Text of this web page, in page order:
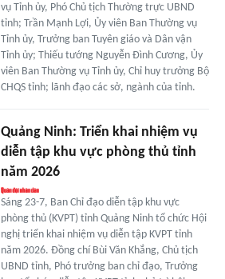
vụ Tỉnh ủy, Phó Chủ tịch Thường trực UBND
tỉnh; Trần Mạnh Lợi, Ủy viên Ban Thường vụ
Tỉnh ủy, Trưởng ban Tuyên giáo và Dân vận
Tỉnh ủy; Thiếu tướng Nguyễn Đình Cương, Ủy
viên Ban Thường vụ Tỉnh ủy, Chỉ huy trưởng Bộ
CHQS tỉnh; lãnh đạo các sở, ngành của tỉnh.
Quảng Ninh: Triển khai nhiệm vụ
diễn tập khu vực phòng thủ tỉnh
năm 2026
Sáng 23-7, Ban Chỉ đạo diễn tập khu vực
phòng thủ (KVPT) tỉnh Quảng Ninh tổ chức Hội
nghị triển khai nhiệm vụ diễn tập KVPT tỉnh
năm 2026. Đồng chí Bùi Văn Khắng, Chủ tịch
UBND tỉnh, Phó trưởng ban chỉ đạo, Trưởng